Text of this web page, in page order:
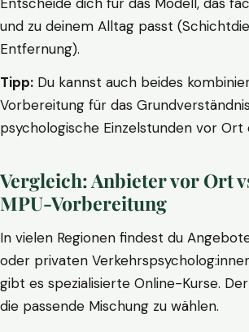
und zu deinem Alltag passt
Entfernung).
Tipp: Du kannst auch beides
Vorbereitung für das
psychologische Einzelstunden vor Ort
Vergleich: Anbieter vor Ort
MPU-Vorbereitung
In vielen Regionen findest du
oder privaten
gibt es spezialisierte Online-Kurse.
die passende Mischung zu wählen.